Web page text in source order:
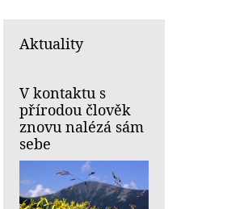
Aktuality
V kontaktu s
přírodou člověk
znovu nalézá sám
sebe